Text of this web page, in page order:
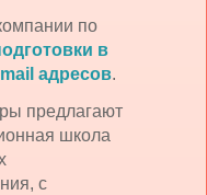
по
в
адресов.
предлагают
школа
с